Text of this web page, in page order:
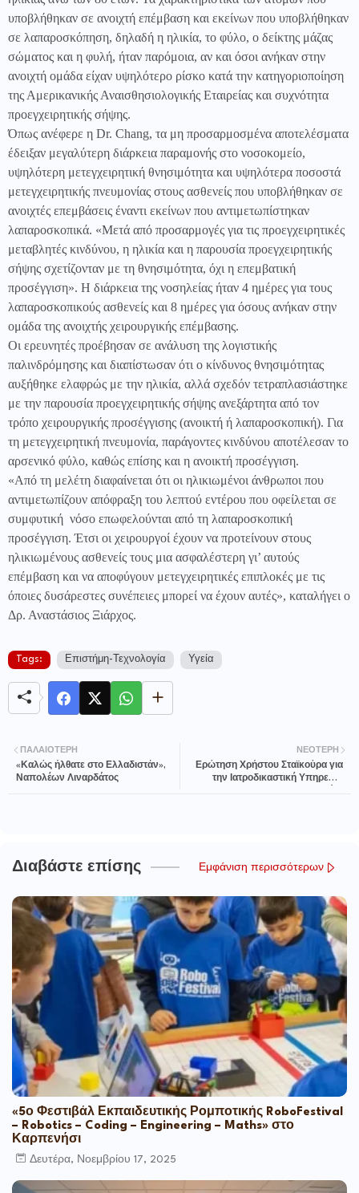
υποβλήθηκαν σε ανοιχτή επέμβαση και εκείνων που υποβλήθηκαν
σε λαπαροσκόπηση, δηλαδή η ηλικία, το φύλο, ο δείκτης μάζας
σώματος και η φυλή, ήταν παρόμοια, αν και όσοι ανήκαν στην
ανοιχτή ομάδα είχαν υψηλότερο ρίσκο κατά την κατηγοριοποίηση
της Αμερικανικής Αναισθησιολογικής Εταιρείας και συχνότητα
προεγχειρητικής σήψης.
Όπως ανέφερε η Dr. Chang, τα μη προσαρμοσμένα αποτελέσματα
έδειξαν μεγαλύτερη διάρκεια παραμονής στο νοσοκομείο,
υψηλότερη μετεγχειρητική θνησιμότητα και υψηλότερα ποσοστά
μετεγχειρητικής πνευμονίας στους ασθενείς που υποβλήθηκαν σε
ανοιχτές επεμβάσεις έναντι εκείνων που αντιμετωπίστηκαν
λαπαροσκοπικά. «Μετά από προσαρμογές για τις προεγχειρητικές
μεταβλητές κινδύνου, η ηλικία και η παρουσία προεγχειρητικής
σήψης σχετίζονταν με τη θνησιμότητα, όχι η επεμβατική
προσέγγιση». Η διάρκεια της νοσηλείας ήταν 4 ημέρες για τους
λαπαροσκοπικούς ασθενείς και 8 ημέρες για όσους ανήκαν στην
ομάδα της ανοιχτής χειρουργικής επέμβασης.
Οι ερευνητές προέβησαν σε ανάλυση της λογιστικής
παλινδρόμησης και διαπίστωσαν ότι ο κίνδυνος θνησιμότητας
αυξήθηκε ελαφρώς με την ηλικία, αλλά σχεδόν τετραπλασιάστηκε
με την παρουσία προεγχειρητικής σήψης ανεξάρτητα από τον
τρόπο χειρουργικής προσέγγισης (ανοικτή ή λαπαροσκοπική). Για
τη μετεγχειρητική πνευμονία, παράγοντες κινδύνου αποτέλεσαν το
αρσενικό φύλο, καθώς επίσης και η ανοικτή προσέγγιση.
«Από τη μελέτη διαφαίνεται ότι οι ηλικιωμένοι άνθρωποι που
αντιμετωπίζουν απόφραξη του λεπτού εντέρου που οφείλεται σε
συμφυτική νόσο επωφελούνται από τη λαπαροσκοπική
προσέγγιση. Έτσι οι χειρουργοί έχουν να προτείνουν στους
ηλικιωμένους ασθενείς τους μια ασφαλέστερη γι’ αυτούς
επέμβαση και να αποφύγουν μετεγχειρητικές επιπλοκές με τις
όποιες δυσάρεστες συνέπειες μπορεί να έχουν αυτές», καταλήγει ο
Δρ. Αναστάσιος Ξιάρχος.
Tags: Επιστήμη-Τεχνολογία Υγεία
ΝΕΌΤΕΡΗ
Ερώτηση Χρήστου Σταϊκούρα για
την Ιατροδικαστική Υπηρεσία
ΠΑΛΑΙΌΤΕΡΗ
«Καλώς ήλθατε στο Ελλαδιστάν»,
Ναπολέων Λιναρδάτος
Διαβάστε επίσης Εμφάνιση περισσότερων
«5ο Φεστιβάλ Εκπαιδευτικής Ρομποτικής RoboFestival
– Robotics – Coding – Engineering – Maths» στο
Καρπενήσι
Δευτέρα, Νοεμβρίου 17, 2025